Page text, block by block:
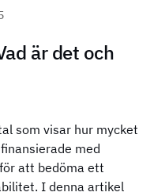
är det och
som visar hur mycket
med
att bedöma ett
I denna artikel